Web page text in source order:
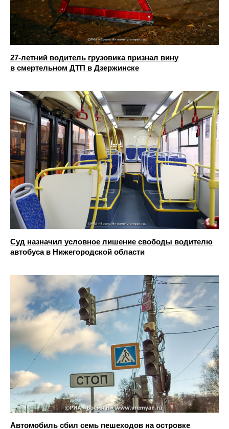
27-летний водитель грузовика признал вину
в смертельном ДТП в Дзержинске
Суд назначил условное лишение свободы водителю
автобуса в Нижегородской области
Автомобиль сбил семь пешеходов на островке